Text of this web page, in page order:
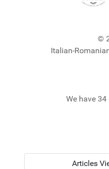
©
Italian-
We have
Articles